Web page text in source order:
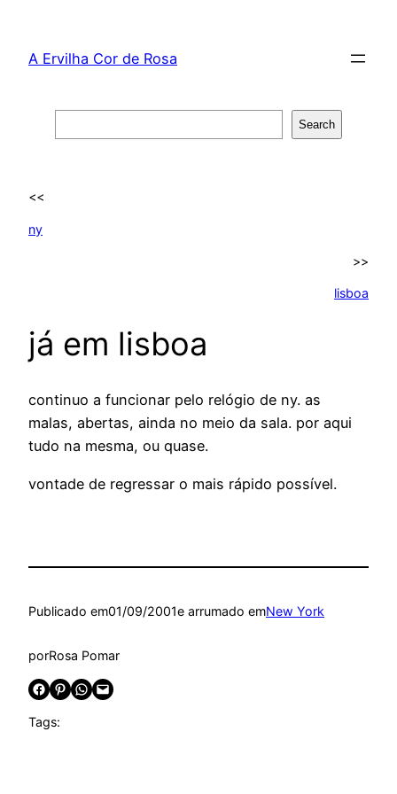
content
A Ervilha Cor de Rosa
Search
<<
ny
>>
lisboa
já em lisboa
continuo a funcionar pelo relógio de ny. as
malas, abertas, ainda no meio da sala. por aqui
tudo na mesma, ou quase.
vontade de regressar o mais rápido possível.
Publicado em01/09/2001e arrumado emNew York
porRosa Pomar
Share on Facebook Share on Pinterest Share on WhatsApp Email this Page
Tags: